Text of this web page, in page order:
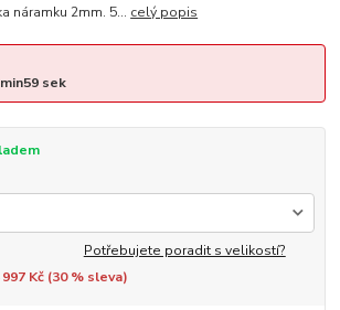
náramku 2mm. 5... celý popis
58sek
Potřebujete poradit s velikostí?
997 Kč (30% sleva)